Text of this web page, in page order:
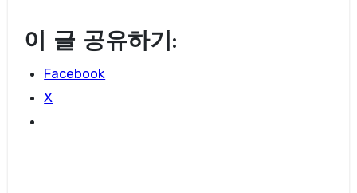
이 글 공유하기:
Facebook
X